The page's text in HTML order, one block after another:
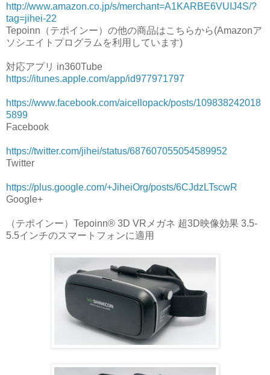
http://www.amazon.co.jp/s/merchant=A1KARBE6VUIJ4S/?
tag=jihei-22
Tepoinn（テポインー）の他の商品はこちらから(Amazonア
ソシエイトプログラムを利用しています)
対応アプリ in360Tube
https://itunes.apple.com/app/id977971797
https://www.facebook.com/aicellopack/posts/109838242018
5899
Facebook
https://twitter.com/jihei/status/687607055054589952
Twitter
https://plus.google.com/+JiheiOrg/posts/6CJdzLTscwR
Google+
（テポインー）Tepoinn® 3D VRメガネ 超3D映像効果 3.5-
5.5インチのスマートフォンに適用